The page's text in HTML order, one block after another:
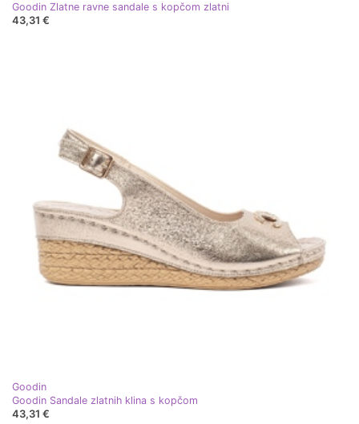
Goodin Zlatne ravne sandale s kopčom zlatni
43,31 €
Goodin
Goodin Sandale zlatnih klina s kopčom
43,31 €